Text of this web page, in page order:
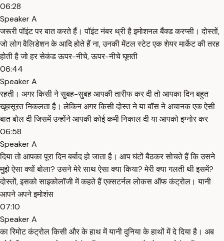
06:28
Speaker A
जरूरी पॉइंट पर बात करते हैं। पॉइंट नंबर थ्री है इमोशनल बैंक्ड करप्सी। दोस्तों,
जो लोग वैलिडेशन के आदि होते हैं ना, उनकी मेंटल स्टेट एक शेयर मार्केट की तरह
होती है जो हर सेकंड ऊपर-नीचे, ऊपर-नीचे घूमती
06:44
Speaker A
रहती। अगर किसी ने सुबह-सुबह आपकी तारीफ कर दी तो आपका दिन बहुत
खूबसूरत निकलता है। लेकिन अगर किसी दोस्त ने या बॉस ने अचानक एक ऐसी
बात बोल दी जिसमें उन्होंने आपकी कोई कमी निकाल दी या आपको इग्नोर कर
06:58
Speaker A
दिया तो आपका पूरा दिन बर्बाद हो जाता है। आप घंटों बैठकर सोचते हैं कि उसने
मुझे ऐसा क्यों बोला? उसने मेरे साथ ऐसा क्या किया? मेरी क्या गलती थी इसमें?
दोस्तों, इसको साइकोलॉजी में कहते हैं एक्सटर्नल लोकस ऑफ कंट्रोल। यानी
आपने अपने इमोशंस
07:10
Speaker A
का रिमोट कंट्रोल किसी और के हाथ में यानी दुनिया के हाथों में दे दिया है। अब